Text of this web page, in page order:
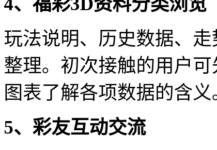
玩法说明、历史数据、
整理。初次接触的用户
图表了解各项数据的含义
5、彩友互动交流